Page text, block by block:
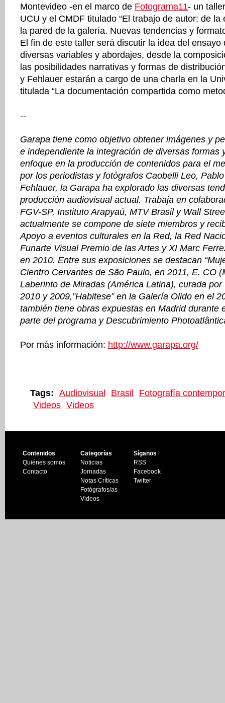
Montevideo -en el marco de Fotograma11- un
UCU y el CMDF titulado “El trabajo de autor: de la
la pared de la galería. Nuevas tendencias y
El fin de este taller será discutir la idea del ensayo
diversas variables y abordajes, desde la
las posibilidades narrativas y formas de
y Fehlauer estarán a cargo de una charla en la
titulada “La documentación compartida como
--
Garapa tiene como objetivo obtener imágenes y
e independiente la integración de diversas formas
enfoque en la producción de contenidos para el
por los periodistas y fotógrafos Caobelli Leo,
Fehlauer, la Garapa ha explorado las diversas
producción audiovisual actual. Trabaja en
FGV-SP, Instituto Arapyaú, MTV Brasil y Wall
actualmente se compone de siete miembros y
Apoyo a eventos culturales en la Red, la Red
Funarte Visual Premio de las Artes y XI Marc
en 2010. Entre sus exposiciones se destacan
Cientro Cervantes de São Paulo, en 2011, E. CO
Laberinto de Miradas (América Latina), curada
2010 y 2009,”Habitese” en la Galería Olido en el
también tiene obras expuestas en Madrid durante
parte del programa y Descubrimiento
Por más información: http://www.garapa.org/
Tags: Audiovisual Brasil
Fotografía
Videos Videos
Contenidos
Quiénes somos
Contacto
Categorías
Noticias
Jornadas
Notas Críticas
Fotógrafos/as
Videos
Síganos
RSS
Facebook
Twitter